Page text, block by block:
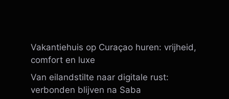
Vakantiehuis op Curaçao huren: vrijheid,
comfort en luxe
Van eilandstilte naar digitale rust:
verbonden blijven na Saba